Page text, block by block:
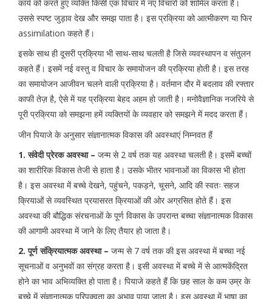
कार्य को करते हुए व्यक्ति किसी एक विचार में नए विचारों को शामिल करता है।
उससे स्पष्ट जुड़ाव देख और समझ पाता है। इस प्रक्रिया को आत्मीकरण या फिर
assimilation कहते हैं।
इसके साथ ही दूसरी प्रक्रिया भी साथ-साथ चलती है जिसे व्यवस्थापन व संतुलन
कहते हैं। इसमें नई वस्तु व विचार के समायोजन की प्रक्रिया होती है। इस तरह
का समायोजन आजीवन चलने वाली प्रक्रिया है। वर्तमान दौर में बदलाव की रफ्तार
काफी तेज़ है, ऐसे में यह प्रक्रिया बेहद अहम हो जाती है। मनोवैज्ञानिक नजरिये से
पूरी प्रक्रिया को समझना हमें व्यक्तियों के व्यवहार को समझने में मदद करता हैं।
जीन पियाजे के अनुसार संज्ञानात्मक विकास की अवस्थाएं निम्नवत हैं
1. संवेदी प्रेरक अवस्था – जन्म से 2 वर्ष तक यह अवस्था चलती है। इसमें बच्चों
का शारीरिक विकास तेजी से हाता है। उसके भीतर भावनाओं का विकास भी होता
है। इस अवस्था में बच्चे देखने, पहुंचने, पकड़ने, चूसने, आदि की स्वतः सहज
क्रियाओं से व्यवस्थित प्रयासरत क्रियाओं की ओर अग्रसित होते हैं। इस
अवस्था की बौद्धिक संरचनाओं के पूर्ण विकास के उपरान्त बच्चा संज्ञानात्मक विकास
की आगामी अवस्था में जाने के लिए तैयार हो जाता है।
2. पूर्ण संक्रियात्मक अवस्था – जन्म से 7 वर्ष तक की इस अवस्था में बच्चा नई
सूचनाओं व अनुभवों का संग्रह करता है। इसी अवस्था में बच्चे में से आत्मकेंद्रित
होने का भाव अभिव्यक्ति हो पाता है। पियाजे कहते हैं कि छह साल के कम उम्र के
बच्चे में संज्ञानात्मक परिपक्वता का अभाव पाया जाता है। इस अवस्था में भाषा का